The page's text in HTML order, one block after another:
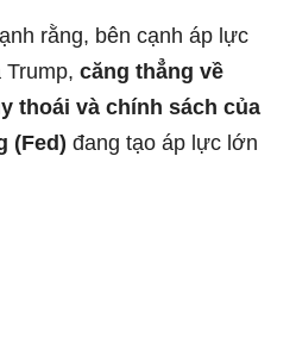
rằng, bên cạnh áp lực
căng thẳng về
thoái và chính sách của
(Fed) đang tạo áp lực lớn